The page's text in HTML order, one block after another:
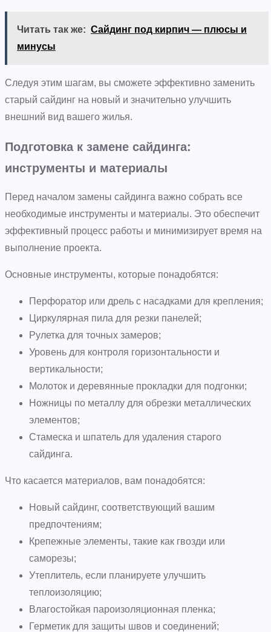
Читать так же: Сайдинг под кирпич — плюсы и
минусы
Следуя этим шагам, вы сможете эффективно заменить
старый сайдинг на новый и значительно улучшить
внешний вид вашего жилья.
Подготовка к замене сайдинга:
инструменты и материалы
Перед началом замены сайдинга важно собрать все
необходимые инструменты и материалы. Это обеспечит
эффективный процесс работы и минимизирует время на
выполнение проекта.
Основные инструменты, которые понадобятся:
Перфоратор или дрель с насадками для крепления;
Циркулярная пила для резки панелей;
Рулетка для точных замеров;
Уровень для контроля горизонтальности и
вертикальности;
Молоток и деревянные прокладки для подгонки;
Ножницы по металлу для обрезки металлических
элементов;
Стамеска и шпатель для удаления старого
сайдинга.
Что касается материалов, вам понадобятся:
Новый сайдинг, соответствующий вашим
предпочтениям;
Крепежные элементы, такие как гвозди или
саморезы;
Утеплитель, если планируете улучшить
теплоизоляцию;
Влагостойкая пароизоляционная пленка;
Герметик для защиты швов и соединений;